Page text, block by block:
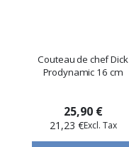
Couteau de chef Dick
Prodynamic 16 cm
25,90 €
21,23 €